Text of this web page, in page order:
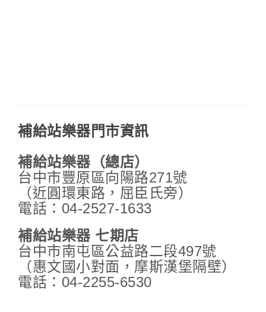
補給站樂器門市資訊
補給站樂器（總店）
台中市豐原區向陽路271號
（近圓環東路，屈臣氏旁）
電話：04-2527-1633
補給站樂器 七期店
台中市南屯區公益路二段497號
（惠文國小對面，摩斯漢堡隔壁）
電話：04-2255-6530